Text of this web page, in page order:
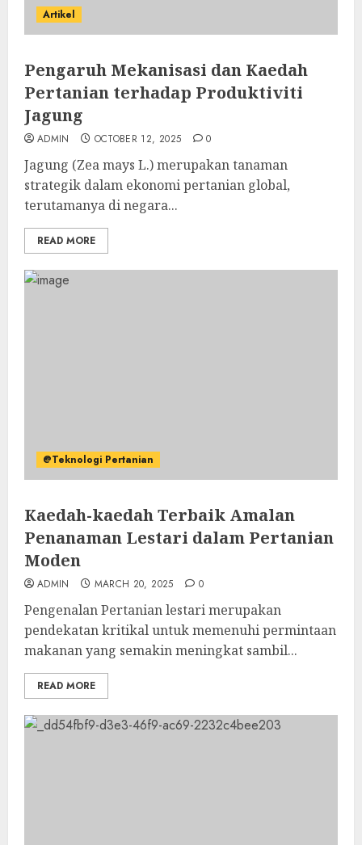
Artikel
Pengaruh Mekanisasi dan Kaedah
Pertanian terhadap Produktiviti
Jagung
ADMIN OCTOBER 12, 2025 0
Jagung (Zea mays L.) merupakan tanaman
strategik dalam ekonomi pertanian global,
terutamanya di negara...
READ MORE
@Teknologi Pertanian
Kaedah-kaedah Terbaik Amalan
Penanaman Lestari dalam Pertanian
Moden
ADMIN MARCH 20, 2025 0
Pengenalan Pertanian lestari merupakan
pendekatan kritikal untuk memenuhi permintaan
makanan yang semakin meningkat sambil...
READ MORE